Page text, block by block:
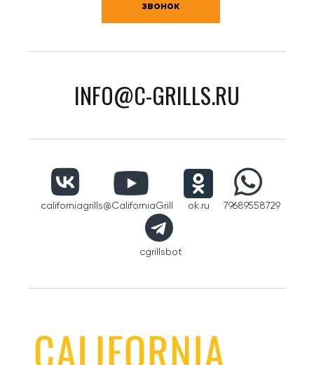
звонок
INFO@C-GRILLS.RU
californiagrills@CaliforniaGrill ok.ru 79689558729
cgrillsbot